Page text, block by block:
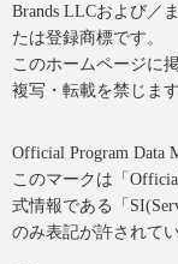
Brands LLCおよび／
たは登録商標です。
このホームページに
複写・転載を禁じます
Official Program Data
このマークは「
式情報である「
のみ表記が許されて